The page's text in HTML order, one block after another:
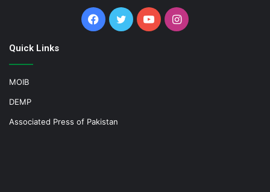
Facebook
TwitterYouTubeInstagram
Quick Links
MOIB
DEMP
Associated Press of Pakistan